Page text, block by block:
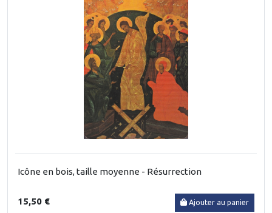
Icône en bois, taille moyenne - Résurrection
15,50 € Ajouter au panier